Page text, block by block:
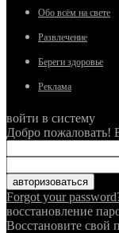
Обо всём на свете
Развлечение
Береги здоровье
Реклама
войти в систему
Добро пожаловать!
Forgot your
восстановление
Восстановите свой